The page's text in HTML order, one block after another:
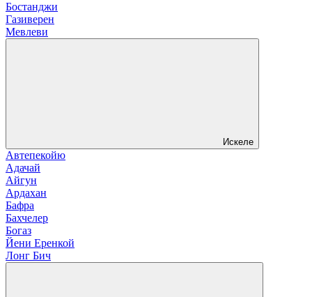
Бостанджи
Газиверен
Мевлеви
Искеле
Автепекойю
Адачай
Айгун
Ардахан
Бафра
Бахчелер
Богаз
Йени Еренкой
Лонг Бич